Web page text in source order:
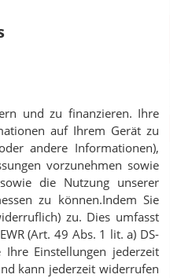
und zu finanzieren. Ihre
auf Ihrem Gerät zu
andere Informationen),
vorzunehmen sowie
die Nutzung unserer
zu können.Indem Sie
zu. Dies umfasst
(Art. 49 Abs. 1 lit. a) DS-
Einstellungen jederzeit
kann jederzeit widerrufen
Jetzt abonnieren
Hinweis zum Newsletter &
Datenschutz